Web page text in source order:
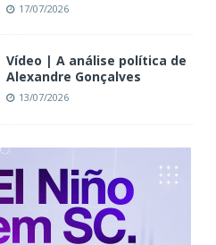
17/07/2026
Vídeo | A análise política de
Alexandre Gonçalves
13/07/2026